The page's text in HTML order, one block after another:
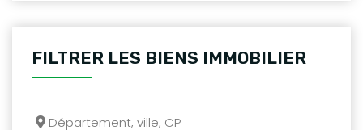
FILTRER LES BIENS IMMOBILIER